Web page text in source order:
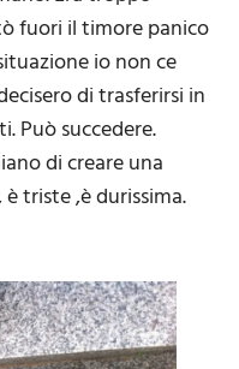
fuori il timore panico
io non ce
di trasferirsi in
Può succedere.
di creare una
triste ,è durissima.